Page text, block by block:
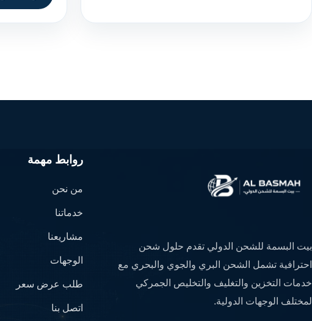
بيت البسمة للشحن الدولي تقدم حلول شحن
احترافية تشمل الشحن البري والجوي والبحري مع
خدمات التخزين والتغليف والتخليص الجمركي
لمختلف الوجهات الدولية.
روابط مهمة
من نحن
خدماتنا
مشاريعنا
الوجهات
طلب عرض سعر
اتصل بنا